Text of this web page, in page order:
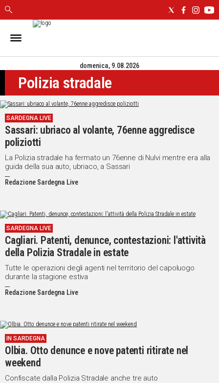
IN
CAGLIARI
SASSARI
NUORO
ORISTANO
SULCIS
GALLURA
OGLIASTRA
MEDIO
CAMPIDANO
POLITICA
IN
ITALIA
NEL
MONDO
SPORT
EVENTI
VIDEO
domenica, 9.08.2026
Polizia stradale
SARDEGNA LIVE
Sassari: ubriaco al volante, 76enne aggredisce
poliziotti
La Polizia stradale ha fermato un 76enne di Nulvi mentre era alla
guida della sua auto, ubriaco, a Sassari
Redazione Sardegna Live
SARDEGNA LIVE
Cagliari. Patenti, denunce, contestazioni: l'attività
della Polizia Stradale in estate
Tutte le operazioni degli agenti nel territorio del capoluogo
durante la stagione estiva
Redazione Sardegna Live
IN SARDEGNA
Olbia. Otto denunce e nove patenti ritirate nel
weekend
Confiscate dalla Polizia Stradale anche tre auto